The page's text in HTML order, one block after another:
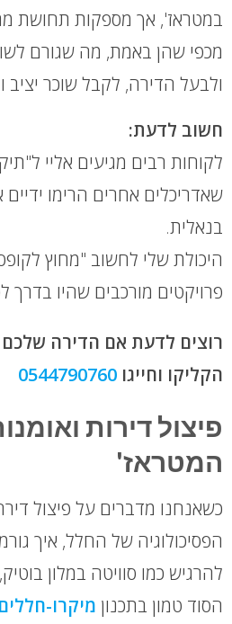
במטראז', אך מספקות תחושת
מכפי שהן באמת, מה שגורם
ולבעל הדירה, לקבל שוכר יציב
חשוב לדעת:
לקוחות רבים מגיעים אליי
שאדריכלים אחרים הרימו ידיים
בנאלית.
היכולת שלי לחשוב "מחוץ
פרויקטים מורכבים שהיו בדרך
רוצים לדעת אם הדירה
הקליקו וחייגו 0544790760
פיצול דירות
המטראז'
כשאנחנו מדברים על פיצול
להרגיש כמו סוויטה במלון
הסוד טמון בתכנון מיקרו-חללים